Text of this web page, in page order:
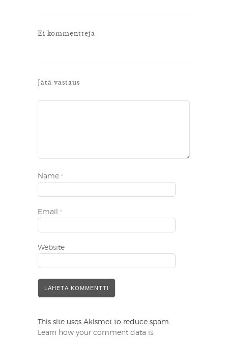
Ei kommentteja
Jätä vastaus
Name *
Email *
Website
This site uses Akismet to reduce spam.
Learn how your comment data is